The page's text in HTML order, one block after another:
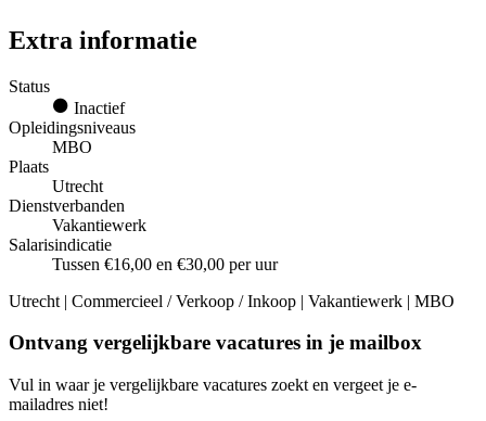
Extra informatie
Status
Inactief
Opleidingsniveaus
MBO
Plaats
Utrecht
Dienstverbanden
Vakantiewerk
Salarisindicatie
Tussen €16,00 en €30,00 per uur
Utrecht | Commercieel / Verkoop / Inkoop | Vakantiewerk | MBO
Ontvang vergelijkbare vacatures in je mailbox
Vul in waar je vergelijkbare vacatures zoekt en vergeet je e-
mailadres niet!